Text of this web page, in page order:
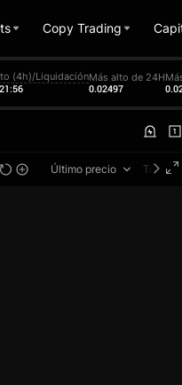
Copy Trading
(4h)/LiquidaciónMás alto de 24H
0.02497
Último precio